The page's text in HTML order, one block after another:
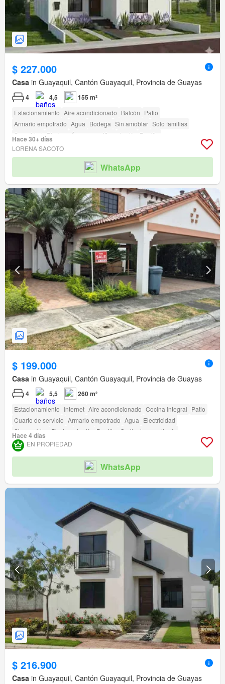
$ 227.000
Casa in Guayaquil, Cantón Guayaquil, Provincia de Guayas
4 4,5 155 m²
Estacionamiento Aire acondicionado Balcón Patio
Armario empotrado Agua Bodega Sin amoblar Solo familias
Seguridad Piscina Área para niños Jardín
Parrilla
Garita de guardianía
Hace 30+ días
LORENA SACOTO
WhatsApp
$ 199.000
Casa in Guayaquil, Cantón Guayaquil, Provincia de Guayas
4 5,5 260 m²
Estacionamiento Internet Aire acondicionado Cocina integral Patio
Cuarto de servicio Armario empotrado Agua Electricidad
Sin amoblar
Piscina Jardín Parrilla Garita de guardianía
Hace 4 días
EN PROPIEDAD
WhatsApp
$ 216.900
Casa in Guayaquil, Cantón Guayaquil, Provincia de Guayas